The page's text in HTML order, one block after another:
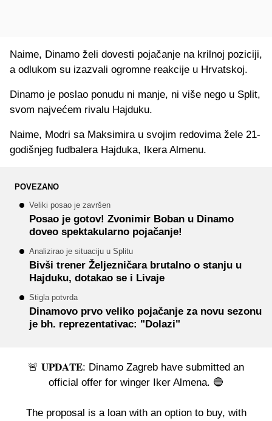
Naime, Dinamo želi dovesti pojačanje na krilnoj poziciji,
a odlukom su izazvali ogromne reakcije u Hrvatskoj.
Dinamo je poslao ponudu ni manje, ni više nego u Split,
svom najvećem rivalu Hajduku.
Naime, Modri sa Maksimira u svojim redovima žele 21-
godišnjeg fudbalera Hajduka, Ikera Almenu.
POVEZANO
Veliki posao je završen
Posao je gotov! Zvonimir Boban u Dinamo
doveo spektakularno pojačanje!
Analizirao je situaciju u Splitu
Bivši trener Željezničara brutalno o stanju u
Hajduku, dotakao se i Livaje
Stigla potvrda
Dinamovo prvo veliko pojačanje za novu sezonu
je bh. reprezentativac: "Dolazi"
🚨 𝐔𝐏𝐃𝐀𝐓𝐄: Dinamo Zagreb have submitted an
official offer for winger Iker Almena. 🔵
The proposal is a loan with an option to buy, with